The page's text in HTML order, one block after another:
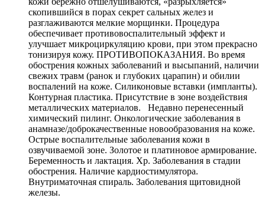
скопившийся в порах секрет сальных желез и
разглаживаются мелкие морщинки. Процедура
обеспечивает противовоспалительный эффект и
улучшает микроциркуляцию крови, при этом прекрасно
тонизируя кожу. ПРОТИВОПОКАЗАНИЯ. Во время
обострения кожных заболеваний и высыпаний, наличии
свежих травм (ранок и глубоких царапин) и обилии
воспалений на коже. Силиконовые вставки (импланты).
Контурная пластика. Присутствие в зоне воздействия
металлических материалов. Недавно перенесенный
химический пилинг. Онкологические заболевания в
анамназе/доброкачественные новообразования на коже.
Острые воспалительные заболевания кожи в
озвучиваемой зоне. Золотое и платиновое армирование.
Беременность и лактация. Хр. Заболевания в стадии
обострения. Наличие кардиостимулятора.
Внутриматочная спираль. Заболевания щитовидной
железы.